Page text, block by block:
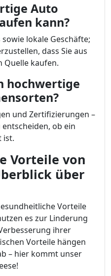
Auto
kann?
lokale Geschäfte;
dass Sie aus
Quelle kaufen.
hochwertige
und Zertifizierungen –
ob ein
ist.
Vorteile von
über
Vorteile
es zur Linderung
ihrer
Vorteile hängen
– hier kommt unser